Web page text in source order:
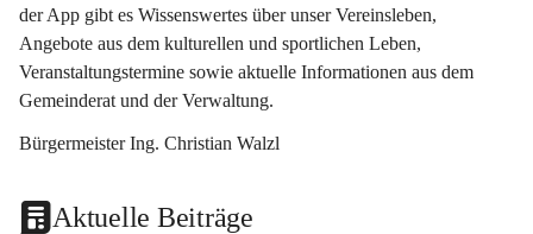
der App gibt es Wissenswertes über unser Vereinsleben,
Angebote aus dem kulturellen und sportlichen Leben,
Veranstaltungstermine sowie aktuelle Informationen aus dem
Gemeinderat und der Verwaltung.
Bürgermeister Ing. Christian Walzl
Aktuelle Beiträge